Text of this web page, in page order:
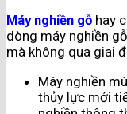
Máy nghiền gỗ hay
dòng máy nghiền
mà không qua giai
Máy nghiền
thủy lực mới